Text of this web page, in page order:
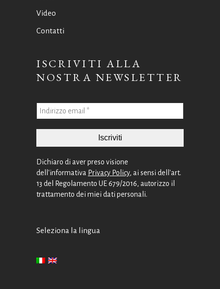
Video
Contatti
ISCRIVITI ALLA
NOSTRA NEWSLETTER
Dichiaro di aver preso visione
dell'informativa Privacy Policy, ai sensi dell'art.
13 del Regolamento UE 679/2016, autorizzo il
trattamento dei miei dati personali.
Seleziona la lingua